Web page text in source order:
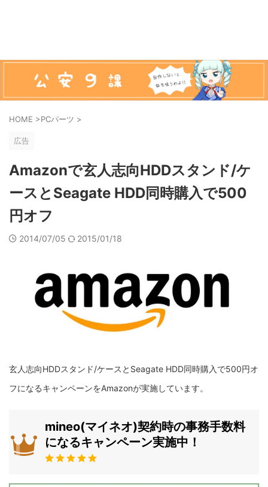
HOME >PCパーツ >
広告
Amazonで玄人志向HDDスタンド/ケ
ースとSeagate HDD同時購入で500
円オフ
2014/07/05 2015/01/18
玄人志向HDDスタンド/ケースとSeagate HDD同時購入で500円オ
フになるキャンペーンをAmazonが実施しています。
mineo(マイネオ)契約時の事務手数料
になるキャンペーン実施中！